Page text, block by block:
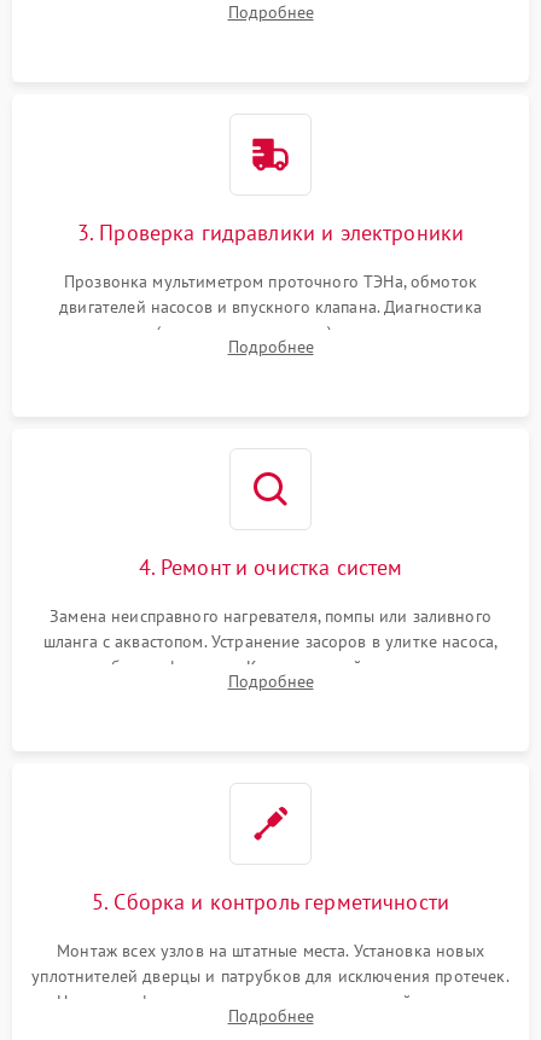
циркуляционному насосу, ТЭНу и сливной помпе.
Подробнее
3. Проверка гидравлики и электроники
Прозвонка мультиметром проточного ТЭНа, обмоток
двигателей насосов и впускного клапана. Диагностика
прессостата (датчика уровня воды), датчика мутности,
концевика дверцы и электронного модуля управления.
Подробнее
4. Ремонт и очистка систем
Замена неисправного нагревателя, помпы или заливного
шланга с аквастопом. Устранение засоров в улитке насоса,
патрубках и фильтрах. Компонентный ремонт платы
управления, восстановление поврежденной проводки.
Подробнее
5. Сборка и контроль герметичности
Монтаж всех узлов на штатные места. Установка новых
уплотнителей дверцы и патрубков для исключения протечек.
Надежная фиксация хомутов гидравлической системы,
сборка корпуса и установка датчика поплавка.
Подробнее